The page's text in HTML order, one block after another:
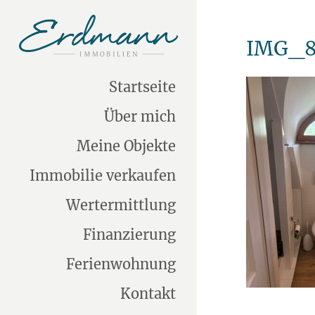
Startseite
Über mich
Meine Objekte
Immobilie verkaufen
Wertermittlung
Finanzierung
Ferienwohnung
Kontakt